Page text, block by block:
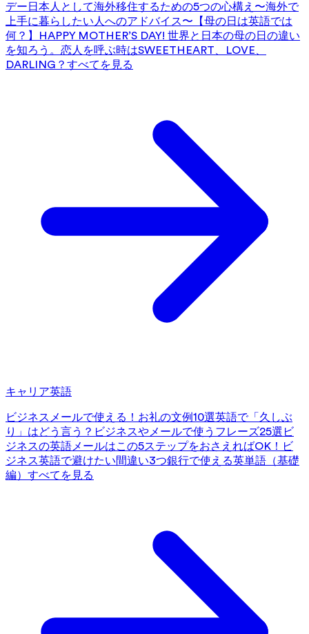
デー 日本人として海外移住するための5つの心構え〜海外で
上手に暮らしたい人へのアドバイス〜 【母の日は英語では
何？】HAPPY MOTHER’S DAY! 世界と日本の母の日の違い
を知ろう。 恋人を呼ぶ時はSWEETHEART、LOVE、
DARLING？ すべてを見る
キャリア英語
ビジネスメールで使える！お礼の文例10選英語で「久しぶ
り」はどう言う？ビジネスやメールで使うフレーズ25選 ビ
ジネスの英語メールはこの5ステップをおさえればOK！ ビ
ジネス英語で避けたい間違い3つ銀行で使える英単語（基礎
編） すべてを見る